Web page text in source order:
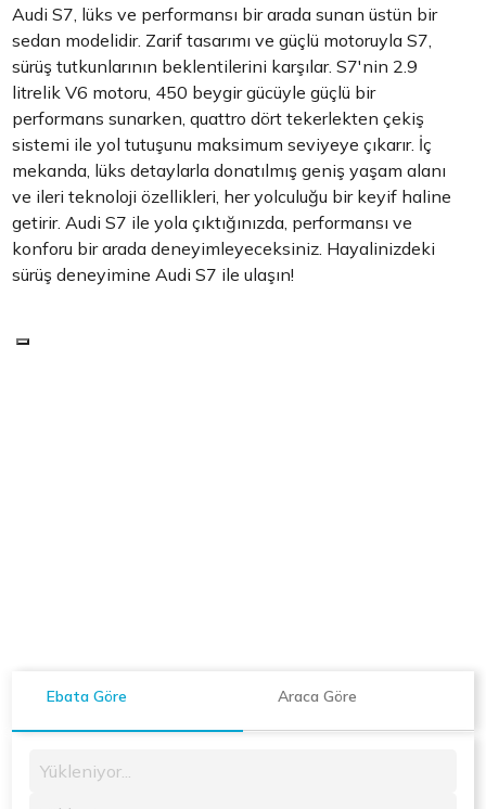
Audi S7, lüks ve performansı bir arada sunan üstün bir
sedan modelidir. Zarif tasarımı ve güçlü motoruyla S7,
sürüş tutkunlarının beklentilerini karşılar. S7'nin 2.9
litrelik V6 motoru, 450 beygir gücüyle güçlü bir
performans sunarken, quattro dört tekerlekten çekiş
sistemi ile yol tutuşunu maksimum seviyeye çıkarır. İç
mekanda, lüks detaylarla donatılmış geniş yaşam alanı
ve ileri teknoloji özellikleri, her yolculuğu bir keyif haline
getirir. Audi S7 ile yola çıktığınızda, performansı ve
konforu bir arada deneyimleyeceksiniz. Hayalinizdeki
sürüş deneyimine Audi S7 ile ulaşın!
Ebata Göre Araca Göre
Yükleniyor...